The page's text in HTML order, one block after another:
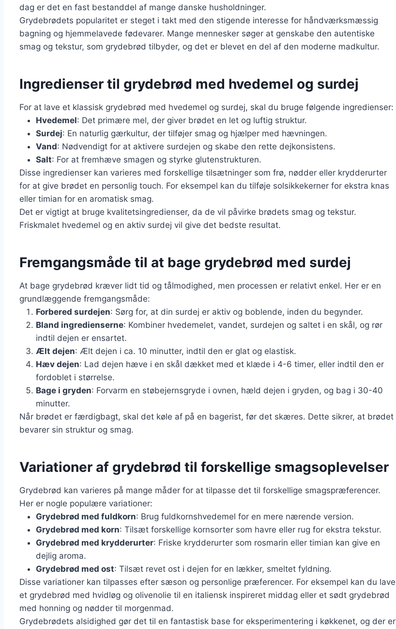
dag er det en fast bestanddel af mange danske husholdninger.
Grydebrødets popularitet er steget i takt med den stigende interesse for håndværksmæssig
bagning og hjemmelavede fødevarer. Mange mennesker søger at genskabe den autentiske
smag og tekstur, som grydebrød tilbyder, og det er blevet en del af den moderne madkultur.
Ingredienser til grydebrød med hvedemel og surdej
For at lave et klassisk grydebrød med hvedemel og surdej, skal du bruge følgende ingredienser:
Hvedemel: Det primære mel, der giver brødet en let og luftig struktur.
Surdej: En naturlig gærkultur, der tilføjer smag og hjælper med hævningen.
Vand: Nødvendigt for at aktivere surdejen og skabe den rette dejkonsistens.
Salt: For at fremhæve smagen og styrke glutenstrukturen.
Disse ingredienser kan varieres med forskellige tilsætninger som frø, nødder eller krydderurter
for at give brødet en personlig touch. For eksempel kan du tilføje solsikkekerner for ekstra knas
eller timian for en aromatisk smag.
Det er vigtigt at bruge kvalitetsingredienser, da de vil påvirke brødets smag og tekstur.
Friskmalet hvedemel og en aktiv surdej vil give det bedste resultat.
Fremgangsmåde til at bage grydebrød med surdej
At bage grydebrød kræver lidt tid og tålmodighed, men processen er relativt enkel. Her er en
grundlæggende fremgangsmåde:
Forbered surdejen: Sørg for, at din surdej er aktiv og boblende, inden du begynder.
Bland ingredienserne: Kombiner hvedemelet, vandet, surdejen og saltet i en skål, og rør
indtil dejen er ensartet.
Ælt dejen: Ælt dejen i ca. 10 minutter, indtil den er glat og elastisk.
Hæv dejen: Lad dejen hæve i en skål dækket med et klæde i 4-6 timer, eller indtil den er
fordoblet i størrelse.
Bage i gryden: Forvarm en støbejernsgryde i ovnen, hæld dejen i gryden, og bag i 30-40
minutter.
Når brødet er færdigbagt, skal det køle af på en bagerist, før det skæres. Dette sikrer, at brødet
bevarer sin struktur og smag.
Variationer af grydebrød til forskellige smagsoplevelser
Grydebrød kan varieres på mange måder for at tilpasse det til forskellige smagspræferencer.
Her er nogle populære variationer:
Grydebrød med fuldkorn: Brug fuldkornshvedemel for en mere nærende version.
Grydebrød med korn: Tilsæt forskellige kornsorter som havre eller rug for ekstra tekstur.
Grydebrød med krydderurter: Friske krydderurter som rosmarin eller timian kan give en
dejlig aroma.
Grydebrød med ost: Tilsæt revet ost i dejen for en lækker, smeltet fyldning.
Disse variationer kan tilpasses efter sæson og personlige præferencer. For eksempel kan du lave
et grydebrød med hvidløg og olivenolie til en italiensk inspireret middag eller et sødt grydebrød
med honning og nødder til morgenmad.
Grydebrødets alsidighed gør det til en fantastisk base for eksperimentering i køkkenet, og der er